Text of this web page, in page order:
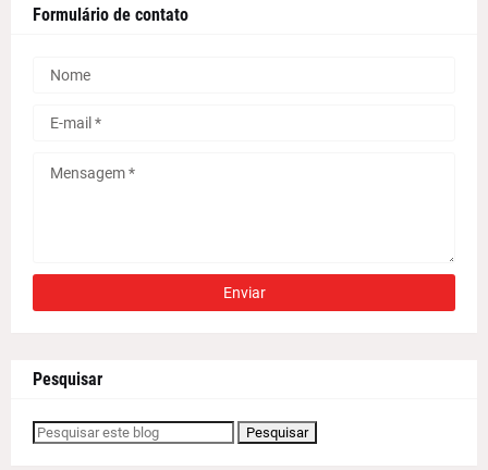
Formulário de contato
Pesquisar